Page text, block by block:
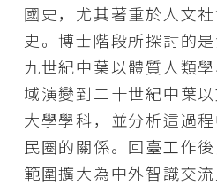
國史，尤其著重於人文
史。博士階段所探討的
九世紀中葉以體質人類
域演變到二十世紀中葉
大學學科，並分析這過
民圈的關係。回臺工作
範圍擴大為中外智識交